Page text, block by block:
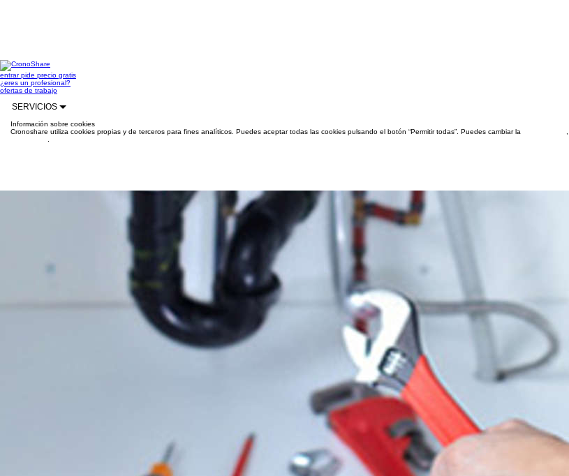
entrarpide precio gratis
¿eres un profesional?
ofertas de trabajo
SERVICIOS
Información sobre cookies
Cronoshare utiliza cookies propias y de terceros para fines analíticos. Puedes aceptar todas las cookies pulsando el botón “Permitir todas”. Puedes cambiar la